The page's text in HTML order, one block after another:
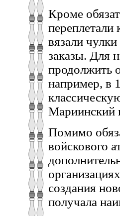
Кроме
вязали
заказы. Для
продолжить
например, в
Мариинский
Помимо
войскового
создания
получала